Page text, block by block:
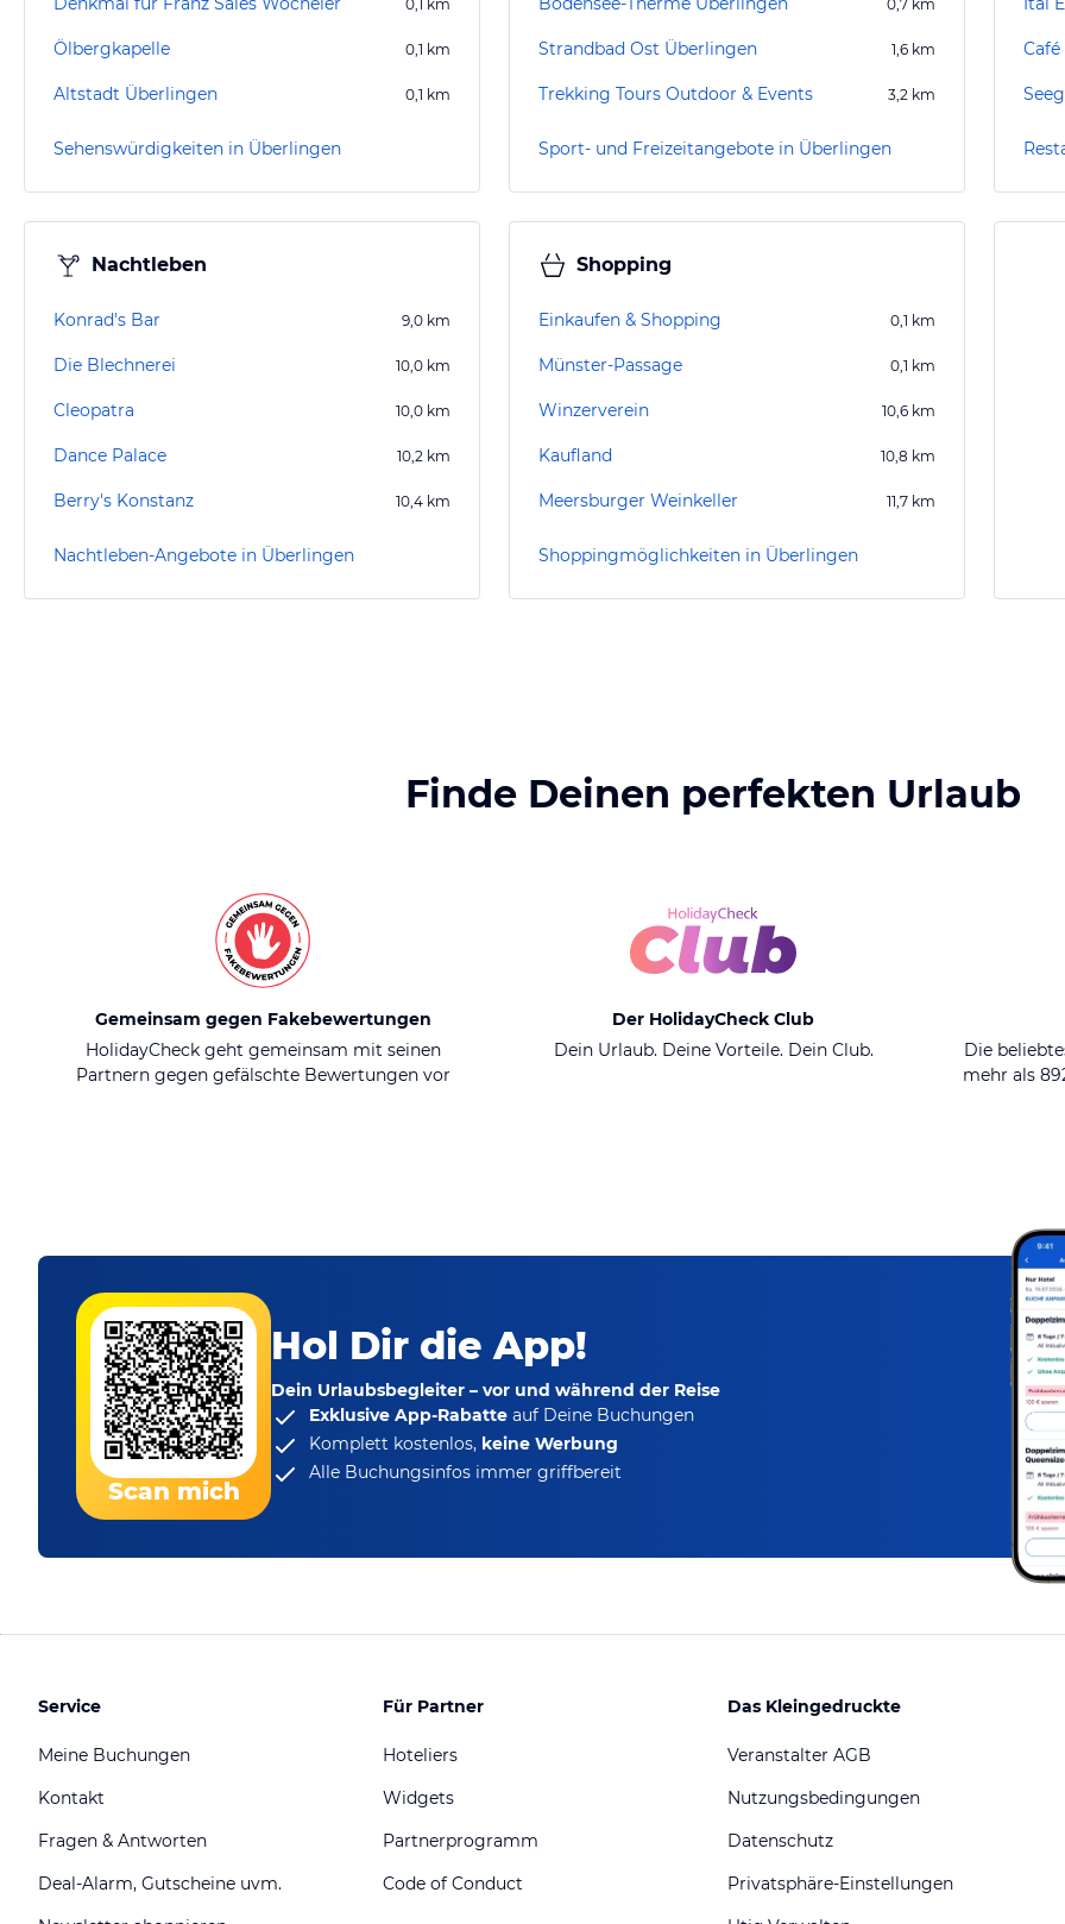
0,1 km
Ölbergkapelle 0,1 km
Altstadt Überlingen 0,1 km
Sehenswürdigkeiten in Überlingen
0,7 km
Strandbad Ost Überlingen 1,6 km
Trekking Tours Outdoor & Events 3,2 km
Sport- und Freizeitangebote in Überlingen
Nachtleben
Konrad's Bar 9,0 km
Die Blechnerei 10,0 km
Cleopatra 10,0 km
Dance Palace 10,2 km
Berry's Konstanz 10,4 km
Nachtleben-Angebote in Überlingen
Shopping
Einkaufen & Shopping 0,1 km
Münster-Passage 0,1 km
Winzerverein 10,6 km
Kaufland 10,8 km
Meersburger Weinkeller 11,7 km
Shoppingmöglichkeiten in Überlingen
Finde Deinen perfekten Urlaub
Gemeinsam gegen Fakebewertungen
HolidayCheck geht gemeinsam mit seinen
Partnern gegen gefälschte Bewertungen vor
Der HolidayCheck Club
Dein Urlaub. Deine Vorteile. Dein Club.
Die
mehr als
Scan mich
Hol Dir die App!
Dein Urlaubsbegleiter – vor und während der Reise
Exklusive App-Rabatte auf Deine Buchungen
Komplett kostenlos, keine Werbung
Alle Buchungsinfos immer griffbereit
Service
Meine Buchungen
Kontakt
Fragen & Antworten
Deal-Alarm, Gutscheine uvm.
Für Partner
Hoteliers
Widgets
Partnerprogramm
Code of Conduct
Das Kleingedruckte
Veranstalter AGB
Nutzungsbedingungen
Datenschutz
Privatsphäre-Einstellungen